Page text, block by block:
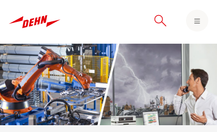
Skip
to
main
content